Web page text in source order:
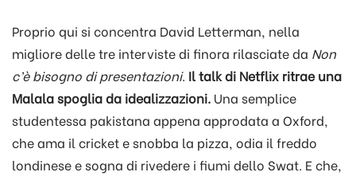
Proprio qui si concentra David Letterman, nella
migliore delle tre interviste di finora rilasciate da Non
c’è bisogno di presentazioni. Il talk di Netflix ritrae una
Malala spoglia da idealizzazioni. Una semplice
studentessa pakistana appena approdata a Oxford,
che ama il cricket e snobba la pizza, odia il freddo
londinese e sogna di rivedere i fiumi dello Swat. E che,